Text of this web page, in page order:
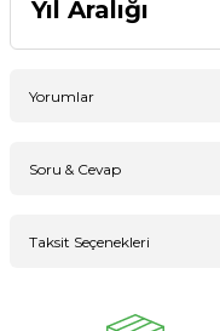
Yıl Aralığı
Yorumlar
Soru & Cevap
Taksit Seçenekleri